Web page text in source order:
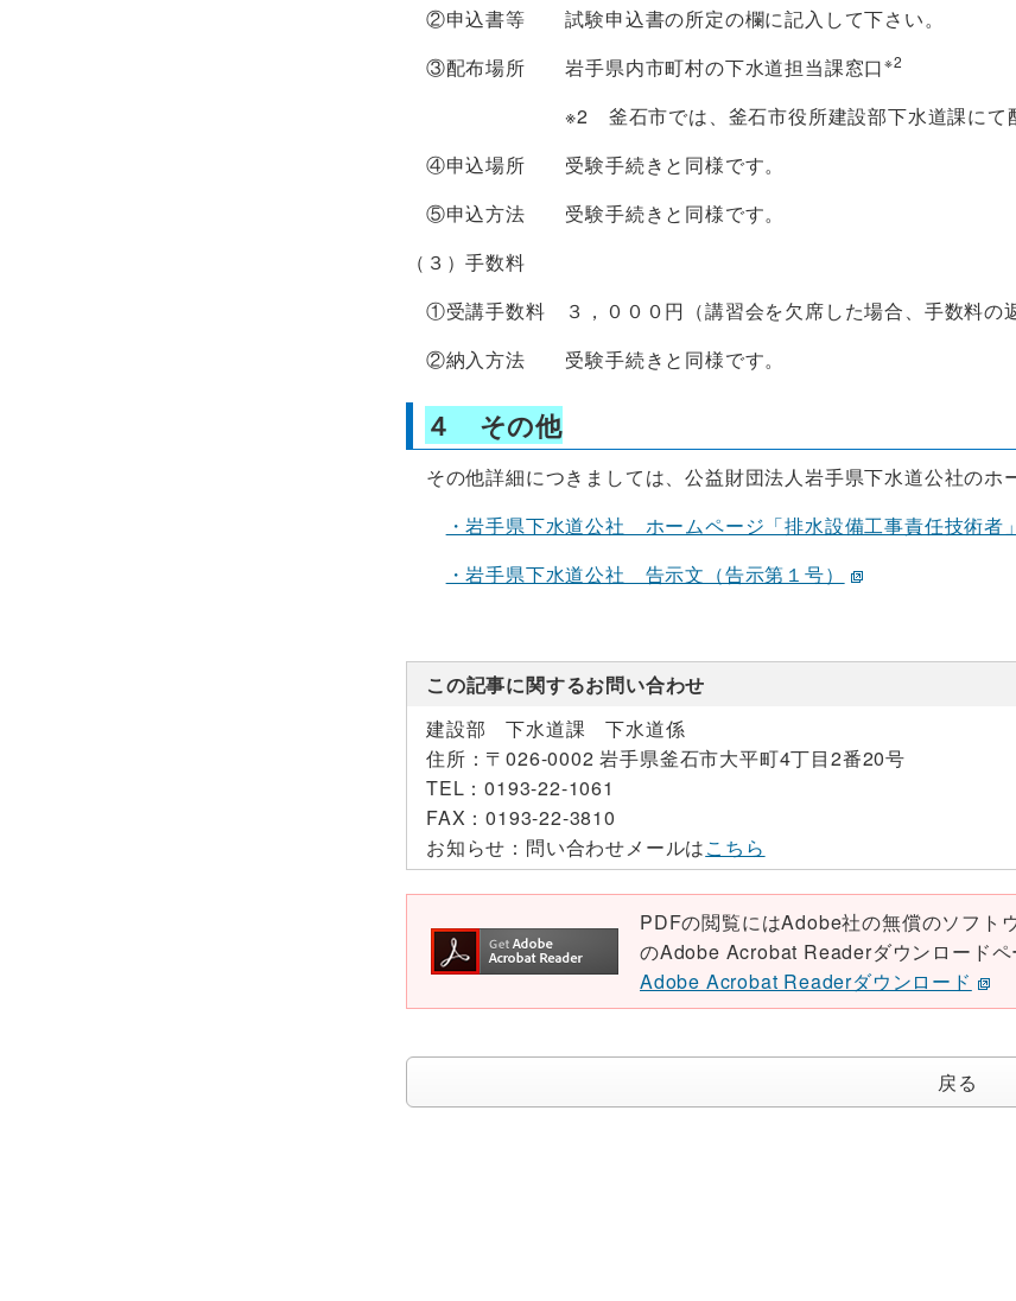
②申込書等 試験申込書の所定の欄に記入して下さい。
③配布場所 岩手県内市町村の下水道担当課窓口※2
※2 釜石市では、釜石市役所建設部下水道課にて配布し
④申込場所 受験手続きと同様です。
⑤申込方法 受験手続きと同様です。
（３）手数料
①受講手数料 ３，０００円（講習会を欠席した場合、手数料の返
②納入方法 受験手続きと同様です。
４ その他
その他詳細につきましては、公益財団法人岩手県下水道公社のホ
・岩手県下水道公社 ホームページ「排水設備工事責任技術者」
・岩手県下水道公社 告示文（告示第１号）
この記事に関するお問い合わせ
建設部 下水道課 下水道係
住所： 〒026-0002 岩手県釜石市大平町4丁目2番20号
TEL：0193-22-1061
FAX：0193-22-3810
お知らせ： 問い合わせメールはこちら
PDFの閲覧にはAdobe社の無償のソフ
のAdobe Acrobat Readerダウンロードペ
Adobe Acrobat Readerダウンロード
戻る